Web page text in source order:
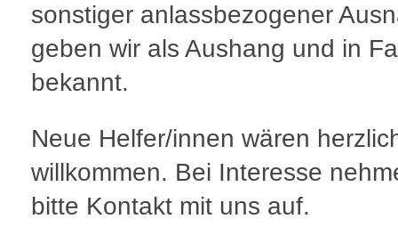
sonstiger anlassbezogener
geben wir als Aushang und in
bekannt.
Neue Helfer/innen wären
willkommen. Bei Interesse
bitte Kontakt mit uns auf.